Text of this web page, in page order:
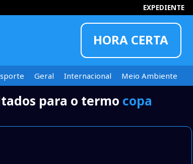
EXPEDIENTE
HORA CERTA
INFORMOU
Geral Internacional
Meio Ambiente
para o termo copa